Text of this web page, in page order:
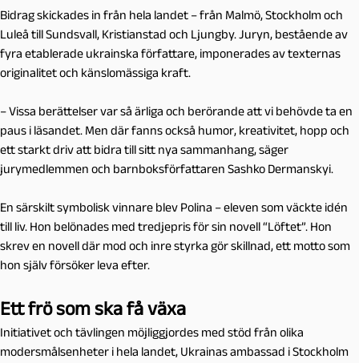
Bidrag skickades in från hela landet – från Malmö, Stockholm och
Luleå till Sundsvall, Kristianstad och Ljungby. Juryn, bestående av
fyra etablerade ukrainska författare, imponerades av texternas
originalitet och känslomässiga kraft.
– Vissa berättelser var så ärliga och berörande att vi behövde ta en
paus i läsandet. Men där fanns också humor, kreativitet, hopp och
ett starkt driv att bidra till sitt nya sammanhang, säger
jurymedlemmen och barnboksförfattaren Sashko Dermanskyi.
En särskilt symbolisk vinnare blev Polina – eleven som väckte idén
till liv. Hon belönades med tredjepris för sin novell “Löftet”. Hon
skrev en novell där mod och inre styrka gör skillnad, ett motto som
hon själv försöker leva efter.
Ett frö som ska få växa
Initiativet och tävlingen möjliggjordes med stöd från olika
modersmålsenheter i hela landet, Ukrainas ambassad i Stockholm